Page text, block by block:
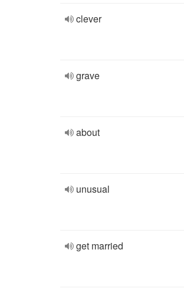
clever
grave
about
unusual
get married